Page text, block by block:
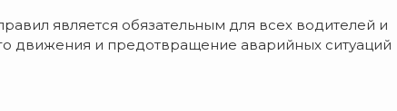
является обязательным для всех водителей и
движения и предотвращение аварийных ситуаций